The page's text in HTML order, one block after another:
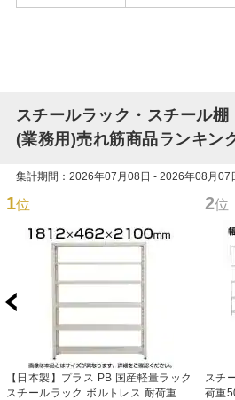
スチールラック・スチール棚
(業務用)売れ筋商品ランキン
集計期間：2026年07月08日 - 2026年08月07
1位
【日本製】プラス PB 国産軽量ラック
スチールラック ボルトレス 耐荷重
2位
スチ
荷重